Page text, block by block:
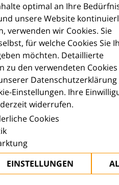
optimal an Ihre
unsere Website
verwenden wir Cookies. Sie
für welche Cookies Sie
möchten. Detaillierte
zu den verwendeten Cookies
Datenschutzerklärung
Einstellungen. Ihre
widerrufen.
Cookies
EINSTELLUNGEN
European Dermatology
Excellence
Kompass für die
Bildern und praktischen